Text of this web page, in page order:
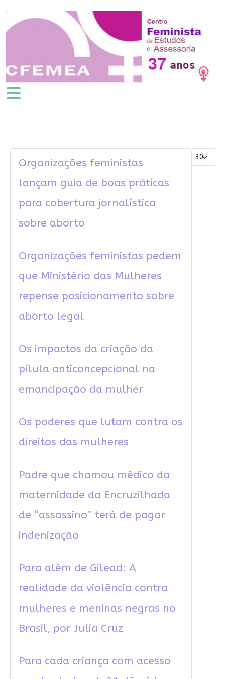
Mostrar #
Organizações feministas
lançam guia de boas práticas
para cobertura jornalística
sobre aborto
Organizações feministas pedem
que Ministério das Mulheres
repense posicionamento sobre
aborto legal
Os impactos da criação da
pílula anticoncepcional na
emancipação da mulher
Os poderes que lutam contra os
direitos das mulheres
Padre que chamou médico da
maternidade da Encruzilhada
de “assassino” terá de pagar
indenização
Para além de Gilead: A
realidade da violência contra
mulheres e meninas negras no
Brasil, por Julia Cruz
Para cada criança com acesso